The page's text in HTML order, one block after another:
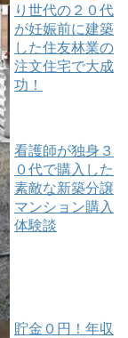
り世代の２０代
が妊娠前に建築
した住友林業の
注文住宅で大成
功！
看護師が独身３
０代で購入した
素敵な新築分譲
マンション購入
体験談
貯金０円！年収